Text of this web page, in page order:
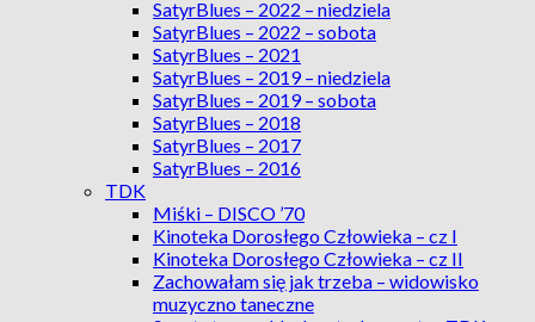
SatyrBlues – 2022 – niedziela
SatyrBlues – 2022 – sobota
SatyrBlues – 2021
SatyrBlues – 2019 – niedziela
SatyrBlues – 2019 – sobota
SatyrBlues – 2018
SatyrBlues – 2017
SatyrBlues – 2016
TDK
Miśki – DISCO ’70
Kinoteka Dorosłego Człowieka – cz I
Kinoteka Dorosłego Człowieka – cz II
Zachowałam się jak trzeba – widowisko
muzyczno taneczne